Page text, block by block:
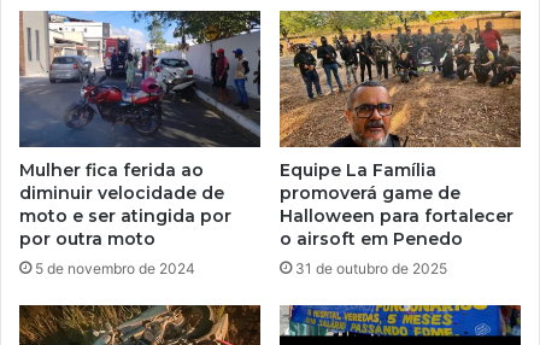
Mulher fica ferida ao
diminuir velocidade de
moto e ser atingida por
por outra moto
5 de novembro de 2024
Equipe La Família
promoverá game de
Halloween para fortalecer
o airsoft em Penedo
31 de outubro de 2025